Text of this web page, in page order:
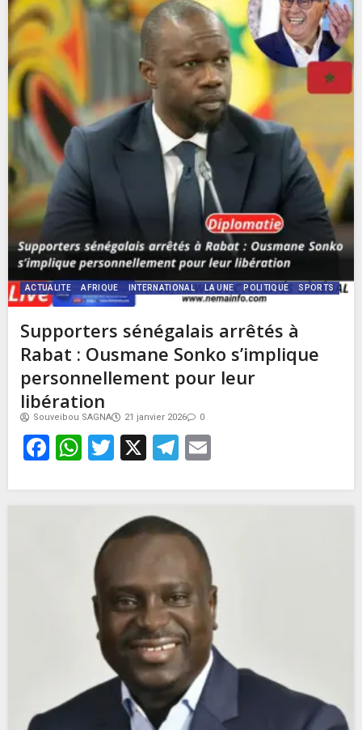
ACTUALITE AFRIQUE INTERNATIONAL LA UNE POLITIQUE SPORTS
Supporters sénégalais arrêtés à
Rabat : Ousmane Sonko s’implique
personnellement pour leur
libération
Souveibou SAGNA 21 janvier 2026 0
Facebook
WhatsApp
Twitter
X Telegram